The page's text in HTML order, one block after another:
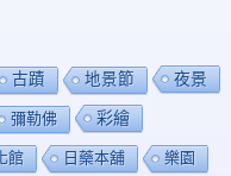
古蹟 地景節 夜景
彌勒佛 彩繪
館 日藥本舖 樂園